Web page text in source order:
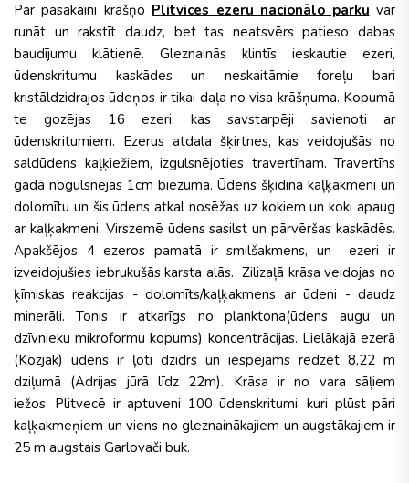
Par pasakaini krāšņo Plitvices ezeru nacionālo parku var
runāt un rakstīt daudz, bet tas neatsvērs patieso dabas
baudījumu klātienē. Gleznainās klintīs ieskautie ezeri,
ūdenskritumu kaskādes un neskaitāmie foreļu bari
kristāldzidrajos ūdeņos ir tikai daļa no visa krāšņuma. Kopumā
te gozējas 16 ezeri, kas savstarpēji savienoti ar
ūdenskritumiem. Ezerus atdala šķirtnes, kas veidojušās no
saldūdens kaļķiežiem, izgulsnējoties travertīnam. Travertīns
gadā nogulsnējas 1cm biezumā. Ūdens šķīdina kaļķakmeni un
dolomītu un šis ūdens atkal nosēžas uz kokiem un koki apaug
ar kaļķakmeni. Virszemē ūdens sasilst un pārvēršas kaskādēs.
Apakšējos 4 ezeros pamatā ir smilšakmens, un ezeri ir
izveidojušies iebrukušās karsta alās. Zilizaļā krāsa veidojas no
ķīmiskas reakcijas - dolomīts/kaļķakmens ar ūdeni - daudz
minerāli. Tonis ir atkarīgs no planktona(ūdens augu un
dzīvnieku mikroformu kopums) koncentrācijas. Lielākajā ezerā
(Kozjak) ūdens ir ļoti dzidrs un iespējams redzēt 8,22 m
dziļumā (Adrijas jūrā līdz 22m). Krāsa ir no vara sāļiem
iežos. Plitvecē ir aptuveni 100 ūdenskritumi, kuri plūst pāri
kaļķakmeņiem un viens no gleznainākajiem un augstākajiem ir
25 m augstais Garlovači buk.